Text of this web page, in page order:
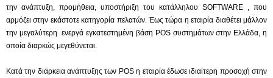
την ανάπτυξη, προμήθεια, υποστήριξη του κατάλληλου SOFTWARE , που
αρμόζει στην εκάστοτε κατηγορία πελατών. Έως τώρα η εταιρία διαθέτει μάλλον
την μεγαλύτερη ενεργά εγκατεστημένη βάση POSσυστημάτων στην Ελλάδα, η
οποία διαρκώς μεγεθύνεται.
Κατά την διάρκεια ανάπτυξης των POSη εταιρία έδωσε ιδιαίτερη προσοχή στην